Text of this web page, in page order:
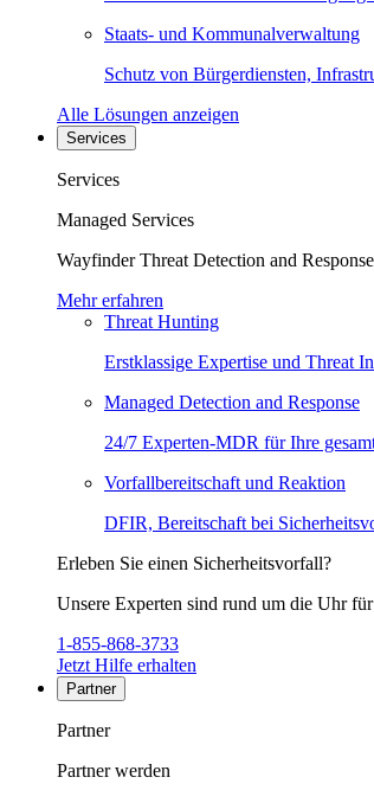
Staats- und Kommunalverwaltung
Schutz von Bürgerdiensten,
Alle Lösungen anzeigen
Services
Services
Managed Services
Wayfinder Threat Detection and
Mehr erfahren
Threat Hunting
Erstklassige Expertise und Threat
Managed Detection and Response
24/7 Experten-MDR für Ihre
Vorfallbereitschaft und Reaktion
DFIR, Bereitschaft bei
Erleben Sie einen Sicherheitsvorfall?
Unsere Experten sind rund um die Uhr
1-855-868-3733
Jetzt Hilfe erhalten
Partner
Partner
Partner werden